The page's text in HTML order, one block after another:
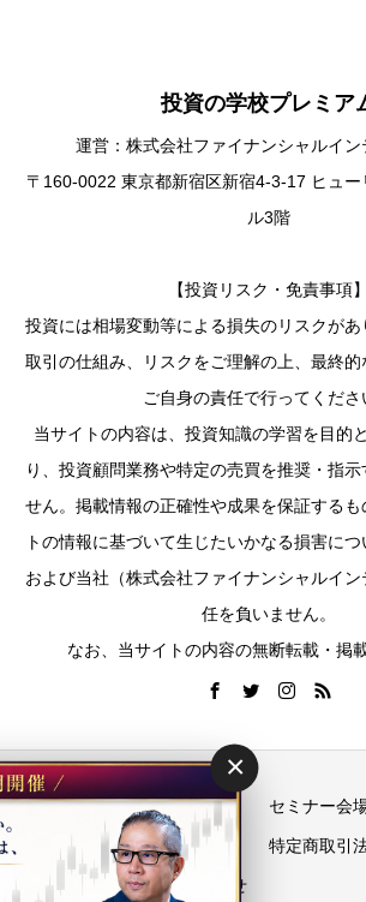
投資の学校プレミア
運営：株式会社ファイナンシャルイン
〒160-0022 東京都新宿区新宿4-3-17 ヒュ
ル3階
【投資リスク・免責事項】
投資には相場変動等による損失のリスクが
取引の仕組み、リスクをご理解の上、最終
ご自身の責任で行ってくださ
当サイトの内容は、投資知識の学習を目的
り、投資顧問業務や特定の売買を推奨・指
せん。掲載情報の正確性や成果を保証するも
トの情報に基づいて生じたいかなる損害に
および当社（株式会社ファイナンシャルイ
任を負いません。
なお、当サイトの内容の無断転載・掲
運営会社 セミナー会
プライバシーポリシー 特定商取引
お問い合わせ
×